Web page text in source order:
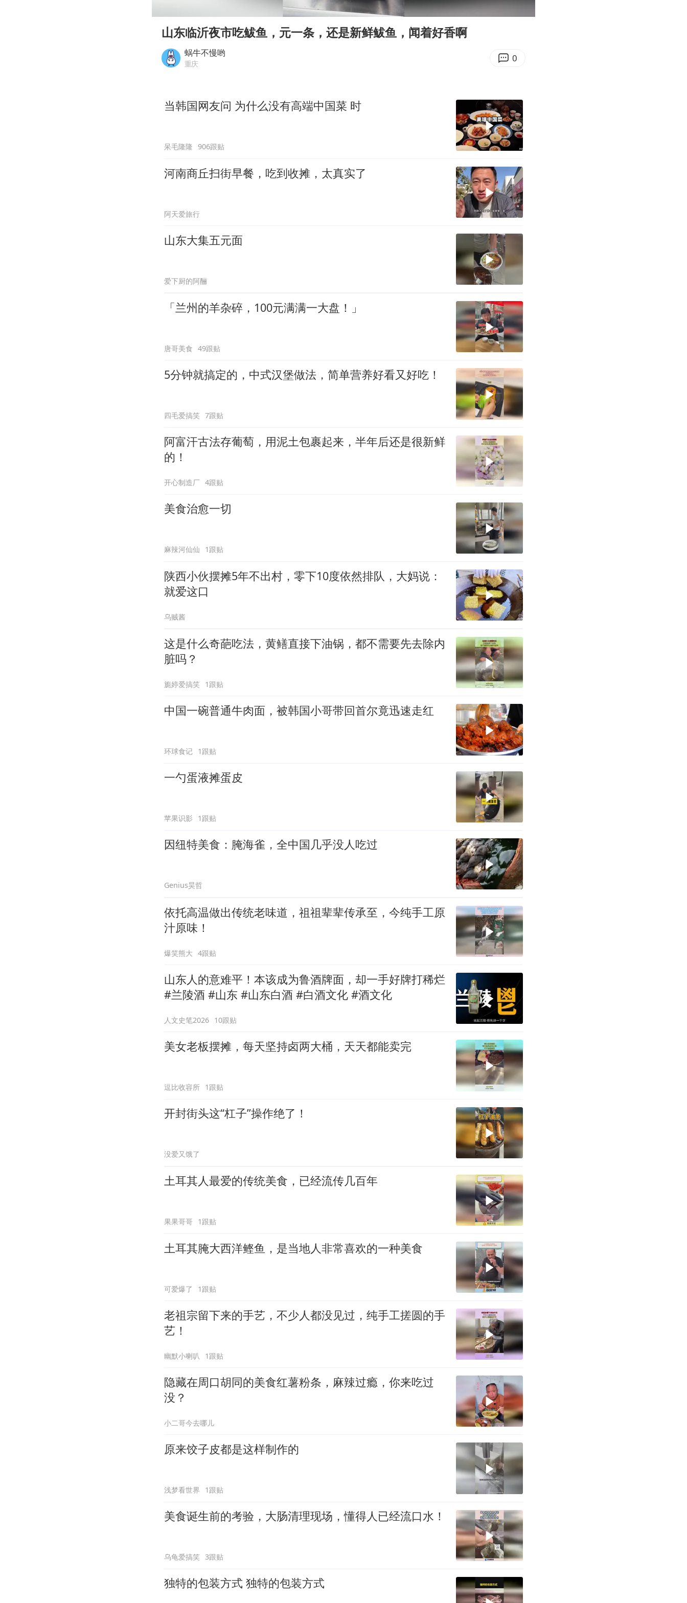
泰国：高度重视中国游客旅游体验
王艺迪无缘横滨赛决赛
构建更高水平的全民健身公共服务体系
00:11
山东临沂夜市吃鲅鱼，元一条，还是新鲜鲅鱼，闻着好香啊
蜗牛不慢哟
重庆 0
当韩国网友问 为什么没有高端中国菜 时
呆毛隆隆 906跟贴
河南商丘扫街早餐，吃到收摊，太真实了
阿天爱旅行
山东大集五元面
爱下厨的阿酾
「兰州的羊杂碎，100元满满一大盘！」
唐哥美食 49跟贴
5分钟就搞定的，中式汉堡做法，简单营养好看又好吃！
四毛爱搞笑 7跟贴
阿富汗古法存葡萄，用泥土包裹起来，半年后还是很新鲜
的！
开心制造厂 4跟贴
美食治愈一切
麻辣河仙仙 1跟贴
陕西小伙摆摊5年不出村，零下10度依然排队，大妈说：
就爱这口
乌贼酱
这是什么奇葩吃法，黄鳝直接下油锅，都不需要先去除内
脏吗？
旎婷爱搞笑 1跟贴
中国一碗普通牛肉面，被韩国小哥带回首尔竟迅速走红
环球食记 1跟贴
一勺蛋液摊蛋皮
苹果识影 1跟贴
因纽特美食：腌海雀，全中国几乎没人吃过
Genius昊哲
依托高温做出传统老味道，祖祖辈辈传承至，今纯手工原
汁原味！
爆笑熊大 4跟贴
山东人的意难平！本该成为鲁酒牌面，却一手好牌打稀烂
#兰陵酒 #山东 #山东白酒 #白酒文化 #酒文化
人文史笔2026 10跟贴
美女老板摆摊，每天坚持卤两大桶，天天都能卖完
逗比收容所 1跟贴
开封街头这“杠子”操作绝了！
没爱又饿了
土耳其人最爱的传统美食，已经流传几百年
果果哥哥 1跟贴
土耳其腌大西洋鲣鱼，是当地人非常喜欢的一种美食
可爱爆了 1跟贴
老祖宗留下来的手艺，不少人都没见过，纯手工搓圆的手
艺！
幽默小喇叭 1跟贴
隐藏在周口胡同的美食红薯粉条，麻辣过瘾，你来吃过
没？
小二哥今去哪儿
原来饺子皮都是这样制作的
浅梦看世界 1跟贴
美食诞生前的考验，大肠清理现场，懂得人已经流口水！
乌龟爱搞笑 3跟贴
独特的包装方式 独特的包装方式